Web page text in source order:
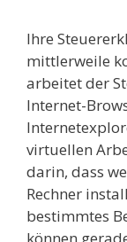
Ihre
mittlerweile
arbeitet der
Internet-
virtuellen
darin, dass
Rechner
bestimmtes